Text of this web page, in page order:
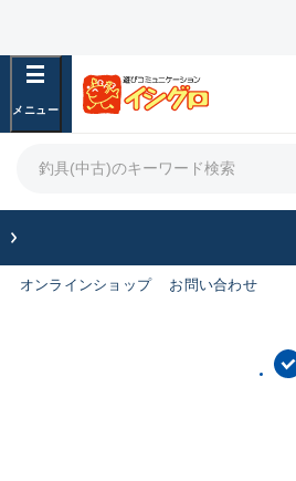
オンラインショップ お問い合わせ